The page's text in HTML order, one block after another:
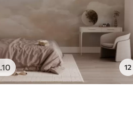
.10 12